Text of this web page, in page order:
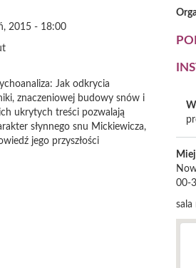
2015 - 18:00
Jak odkrycia
znaczeniowej budowy snów i
ukrytych treści pozwalają
słynnego snu Mickiewicza,
jego przyszłości
00-
sala